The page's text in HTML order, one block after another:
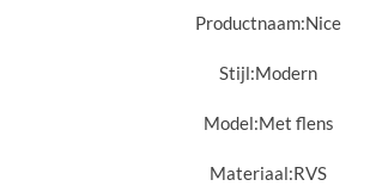
Productnaam:Nice
Stijl:Modern
Model:Met flens
Materiaal:RVS